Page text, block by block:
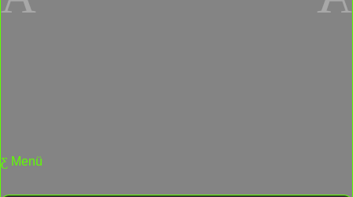
Menü